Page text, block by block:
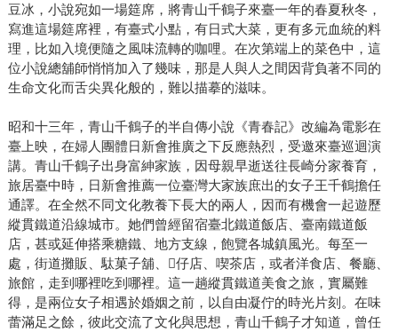
豆冰，小說宛如一場筵席，將青山千鶴子來臺一年的春夏秋冬，
寫進這場筵席裡，有臺式小點，有日式大菜，更有多元血統的料
理，比如入境便隨之風味流轉的咖哩。在次第端上的菜色中，這
位小說總舖師悄悄加入了幾味，那是人與人之間因背負著不同的
生命文化而舌尖異化般的，難以描摹的滋味。
昭和十三年，青山千鶴子的半自傳小說《青春記》改編為電影在
臺上映，在婦人團體日新會推廣之下反應熱烈，受邀來臺巡迴演
講。青山千鶴子出身富紳家族，因母親早逝送往長崎分家養育，
旅居臺中時，日新會推薦一位臺灣大家族庶出的女子王千鶴擔任
通譯。在全然不同文化教養下長大的兩人，因而有機會一起遊歷
縱貫鐵道沿線城市。她們曾經留宿臺北鐵道飯店、臺南鐵道飯
店，甚或延伸搭乘糖鐵、地方支線，飽覽各城鎮風光。每至一
處，街道攤販、駄菓子舖、𥴊仔店、喫茶店，或者洋食店、餐廳、
旅館，走到哪裡吃到哪裡。這一趟縱貫鐵道美食之旅，實屬難
得，是兩位女子相遇於婚姻之前，以自由凝佇的時光片刻。在味
蕾滿足之餘，彼此交流了文化與思想，青山千鶴子才知道，曾任